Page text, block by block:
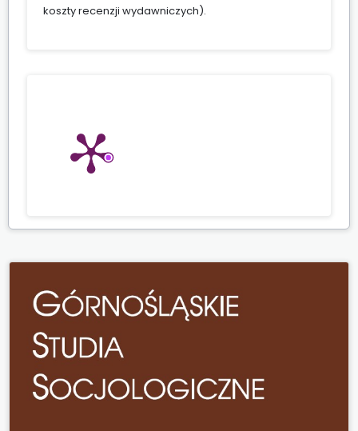
koszty recenzji wydawniczych).